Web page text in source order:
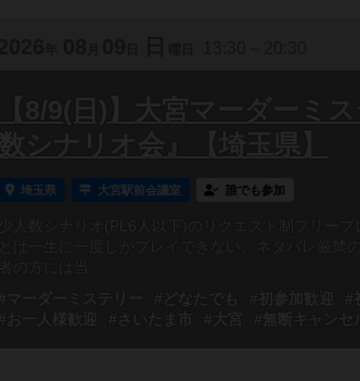
【8/9(日)】大宮マーダーミ
数シナリオ会』【埼玉県】
埼玉県 大宮駅前会議室 誰でも参加
#マーダーミステリー
#どなたでも #初参加歓迎 #
#お一人様歓迎
#さいたま市 #大宮 #無断キャンセ